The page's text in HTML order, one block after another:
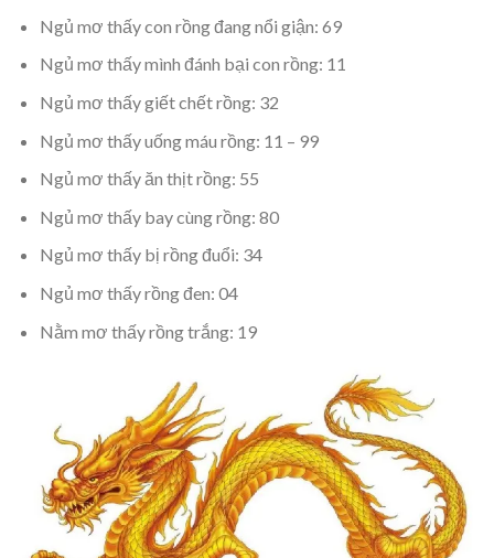
Ngủ mơ thấy con rồng đang nổi giận: 69
Ngủ mơ thấy mình đánh bại con rồng: 11
Ngủ mơ thấy giết chết rồng: 32
Ngủ mơ thấy uống máu rồng: 11 – 99
Ngủ mơ thấy ăn thịt rồng: 55
Ngủ mơ thấy bay cùng rồng: 80
Ngủ mơ thấy bị rồng đuổi: 34
Ngủ mơ thấy rồng đen: 04
Nằm mơ thấy rồng trắng: 19